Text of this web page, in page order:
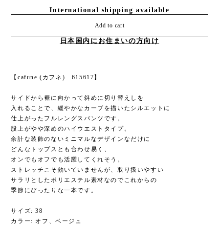
International shipping available
Add to cart
日本国内にお住まいの方向け
【cafune (カフネ) 615617】
サイドから裾に向かって斜めに切り替えしを
入れることで、緩やかなカーブを描いたシルエットに
仕上がったフルレングスパンツです。
股上がやや深めのハイウエストタイプ。
余計な装飾のないミニマルなデザインなだけに
どんなトップスとも合わせ易く、
オンでもオフでも活躍してくれそう。
ストレッチこそ効いていませんが、取り扱いやすい
サラリとしたポリエステル素材なのでこれからの
季節にぴったりな一本です。
サイズ: 38
カラー: オフ、ベージュ